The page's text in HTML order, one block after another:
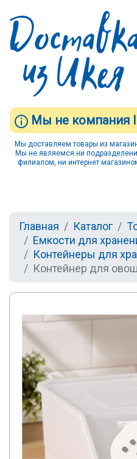
Мы не компания
Мы доставляем товары из
Мы не являемся ни
филиалом, ни интернет
Главная Каталог
Емкости для
Контейнеры для
Контейнер для